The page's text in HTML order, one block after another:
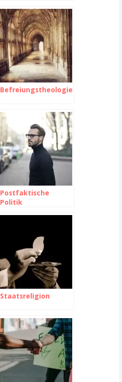
Befreiungstheologie
Postfaktische
Politik
Staatsreligion